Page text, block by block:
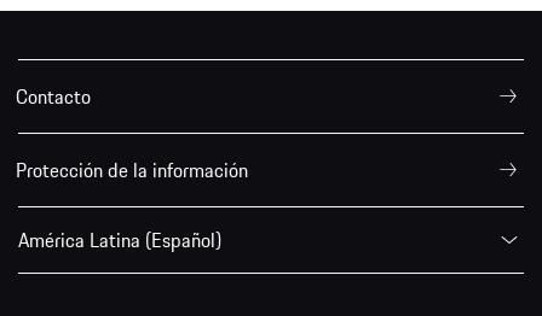
Contacto
Protección de la información
América Latina (Español)